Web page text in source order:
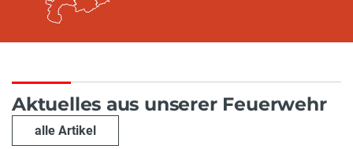
Aktuelles aus unserer Feuerwehr
alle Artikel